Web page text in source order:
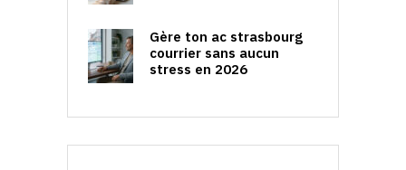
Gère ton ac strasbourg
courrier sans aucun
stress en 2026